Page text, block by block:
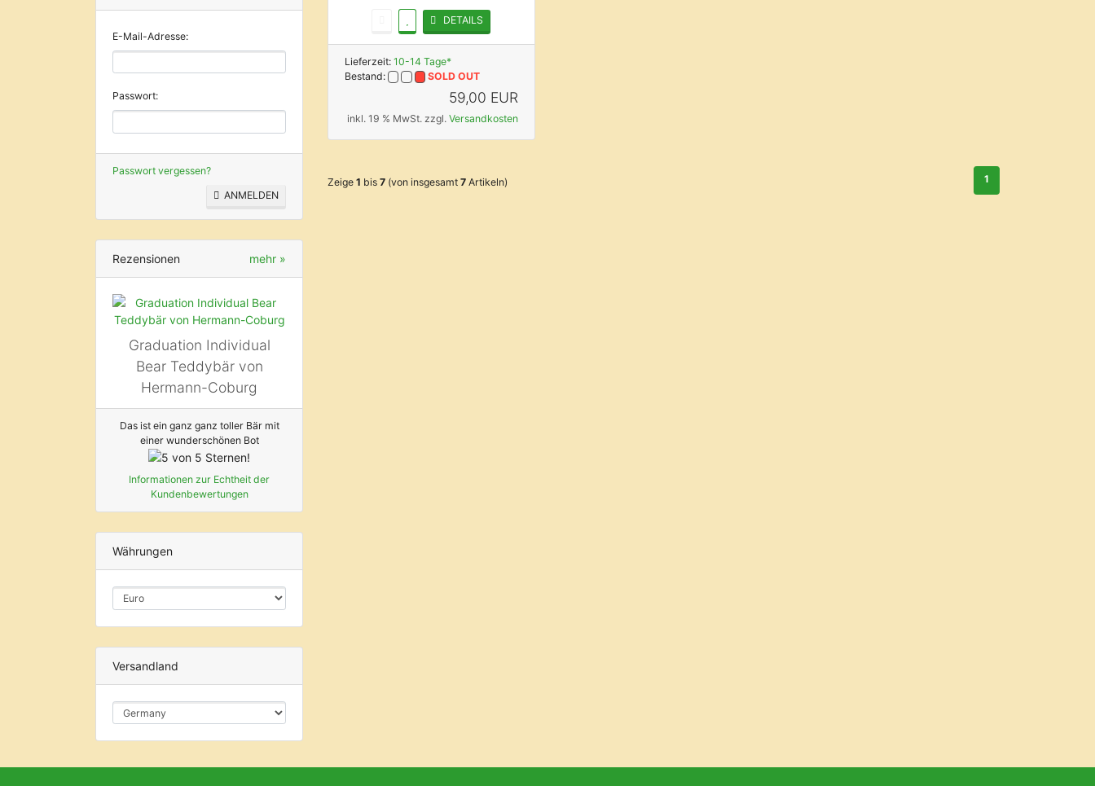
E-Mail-Adresse:
Passwort:
Passwort vergessen?
ANMELDEN
Rezensionen mehr »
Graduation Individual
Bear Teddybär von
Hermann-Coburg
Das ist ein ganz ganz toller Bär mit
einer wunderschönen Bot
Informationen zur Echtheit der
Kundenbewertungen
Währungen
Versandland
DETAILS
Lieferzeit: 10-14 Tage*
Bestand:
SOLD OUT
59,00 EUR
inkl. 19 % MwSt. zzgl. Versandkosten
Zeige 1 bis 7 (von insgesamt 7 Artikeln) 1